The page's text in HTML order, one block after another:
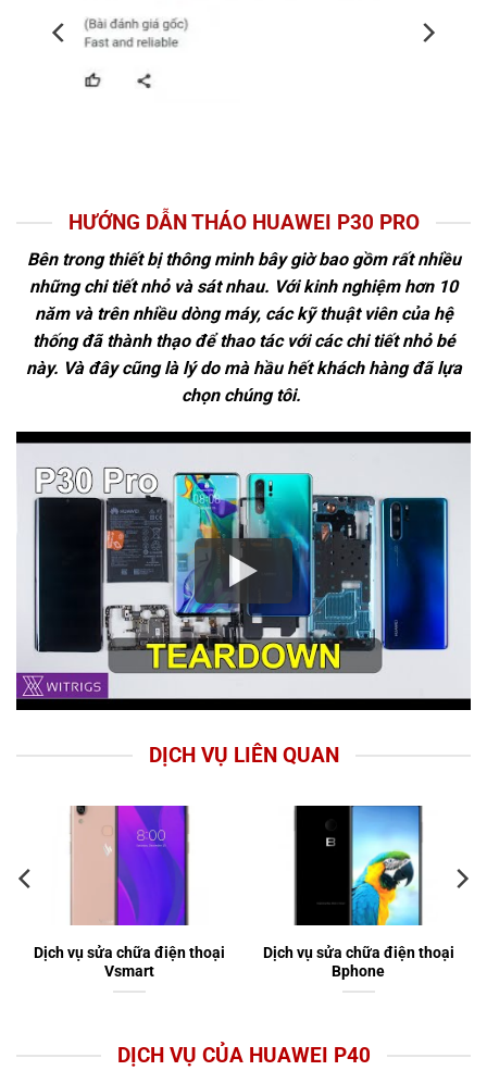
HƯỚNG DẪN THÁO HUAWEI P30 PRO
Bên trong thiết bị thông minh bây giờ bao gồm rất nhiều
những chi tiết nhỏ và sát nhau. Với kinh nghiệm hơn 10
năm và trên nhiều dòng máy, các kỹ thuật viên của hệ
thống đã thành thạo để thao tác với các chi tiết nhỏ bé
này. Và đây cũng là lý do mà hầu hết khách hàng đã lựa
chọn chúng tôi.
DỊCH VỤ LIÊN QUAN
Dịch vụ sửa chữa điện thoại
Vsmart
Dịch vụ sửa chữa điện thoại
Bphone
DỊCH VỤ CỦA HUAWEI P40